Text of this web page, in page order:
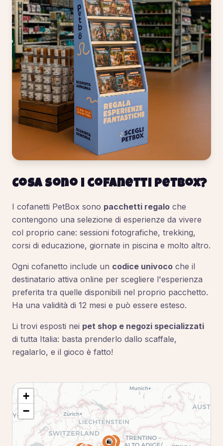
Cosa sono i cofanetti PetBox?
I cofanetti PetBox sono pacchetti regalo che
contengono una selezione di esperienze da vivere
col proprio cane: sessioni fotografiche, trekking,
corsi di educazione, giornate in piscina e molto altro.
Ogni cofanetto include un codice univoco che il
destinatario attiva online per scegliere l'esperienza
preferita tra quelle disponibili nel proprio pacchetto.
Ha una validità di 12 mesi e può essere esteso.
Li trovi esposti nei pet shop e negozi specializzati
di tutta Italia: basta prenderlo dallo scaffale,
regalarlo, e il gioco è fatto!
🛍️🛍️
+
−